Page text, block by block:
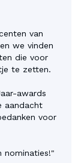
van
we vinden
die voor
te zetten.
awards
aandacht
voor